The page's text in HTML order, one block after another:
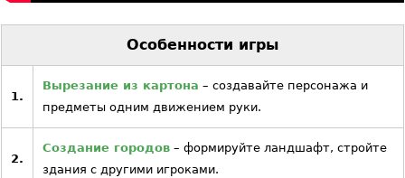
Особенности игры
1.
Вырезание из картона – создавайте персонажа и
предметы одним движением руки.
2.
Создание городов – формируйте ландшафт, стройте
здания с другими игроками.